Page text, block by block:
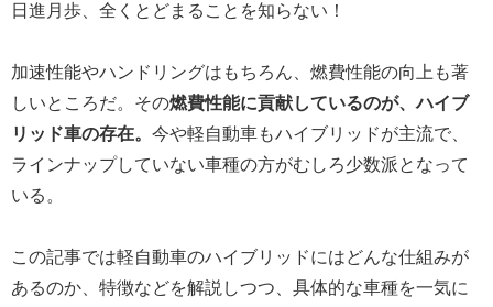
日進月歩、全くとどまることを知らない！
加速性能やハンドリングはもちろん、燃費性能の向上も著
しいところだ。その燃費性能に貢献しているのが、ハイブ
リッド車の存在。 今や軽自動車もハイブリッドが主流で、
ラインナップしていない車種の方がむしろ少数派となって
いる。
この記事では軽自動車のハイブリッドにはどんな仕組みが
あるのか、特徴などを解説しつつ、具体的な車種を一気に